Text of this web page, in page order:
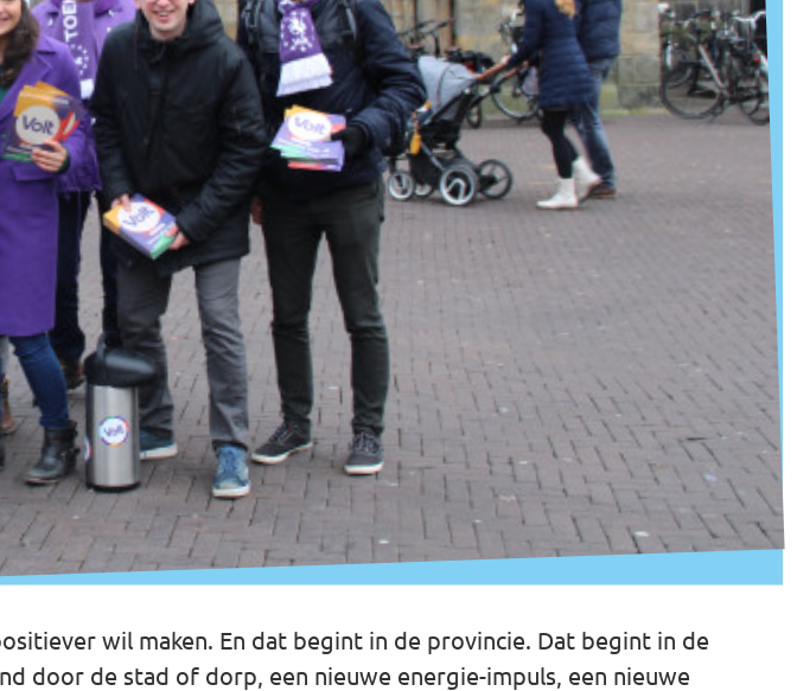
wil maken. En dat begint in de provincie. Dat begint in de
door de stad of dorp, een nieuwe energie-impuls, een nieuwe